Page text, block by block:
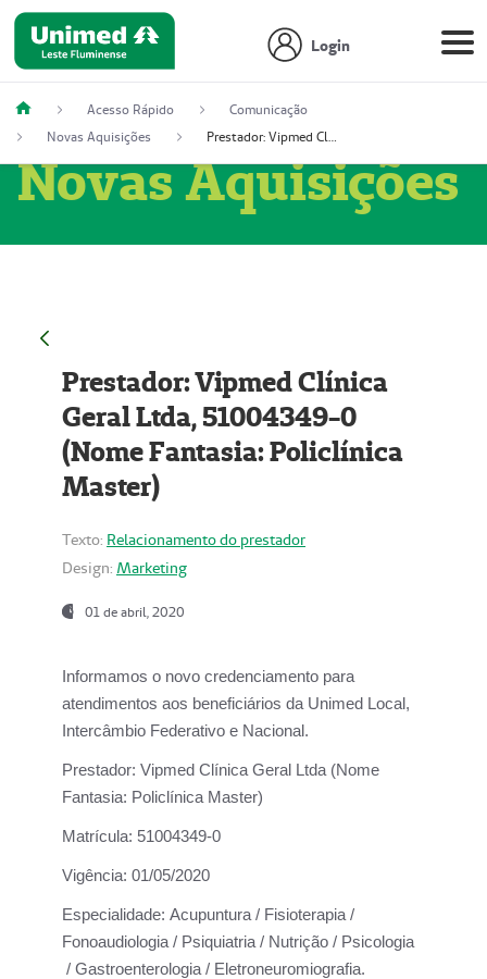
Login
Acesso Rápido
Comunicação
Novas Aquisições
Prestador: Vipmed Clínica Geral Ltda, 51004349-0 (Nome Fantasia: Policlínica Master)
Novas Aquisições
Prestador: Vipmed Clínica
Geral Ltda, 51004349-0
(Nome Fantasia: Policlínica
Master)
Texto: Relacionamento do prestador
Design: Marketing
01 de abril, 2020
Informamos o novo credenciamento para
atendimentos aos beneficiários da Unimed Local,
Intercâmbio Federativo e Nacional.
Prestador: Vipmed Clínica Geral Ltda (Nome
Fantasia: Policlínica Master)
Matrícula: 51004349-0
Vigência: 01/05/2020
Especialidade: Acupuntura / Fisioterapia /
Fonoaudiologia / Psiquiatria / Nutrição / Psicologia
/ Gastroenterologia / Eletroneuromiografia.